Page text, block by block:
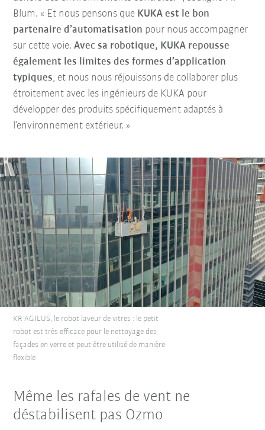
Blum. « Et nous pensons que KUKA est le bon
partenaire d’automatisation pour nous accompagner
sur cette voie.Avec sa robotique, KUKA repousse
également les limites des formes d’application
typiques, et nous nous réjouissons de collaborer plus
étroitement avec les ingénieurs de KUKA pour
développer des produits spécifiquement adaptés à
l’environnement extérieur. »
KR AGILUS, le robot laveur de vitres : le petit
robot est très efficace pour le nettoyage des
façades en verre et peut être utilisé de manière
flexible
Même les rafales de vent ne
déstabilisent pas Ozmo